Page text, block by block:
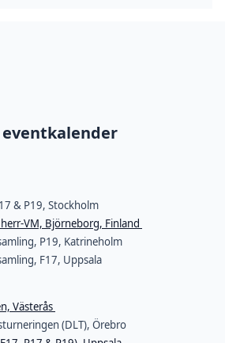
& P19, Stockholm
VM, Björneborg, Finland
P19, Katrineholm
F17, Uppsala
Västerås
(DLT), Örebro